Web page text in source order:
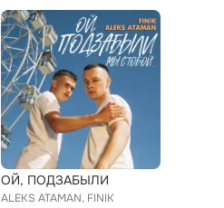
ОЙ, ПОДЗАБЫЛИ
ALEKS ATAMAN, FINIK